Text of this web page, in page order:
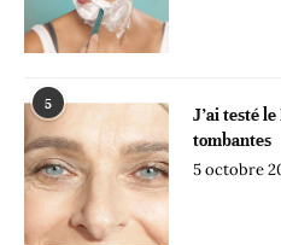
5
J’ai testé
tombantes
5 octobre